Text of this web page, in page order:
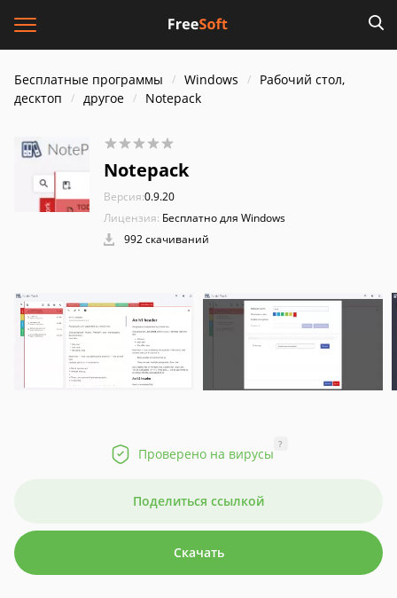
Бесплатные программы Windows
Рабочий стол,
десктоп
другое Notepack
Notepack
Версия:0.9.20
Лицензия: Бесплатно для Windows
992 скачиваний
Проверено на вирусы
?
Поделиться ссылкой
Скачать